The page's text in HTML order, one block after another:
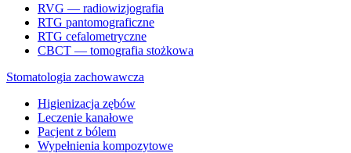
RVG — radiowizjografia
RTG pantomograficzne
RTG cefalometryczne
CBCT — tomografia stożkowa
Stomatologia zachowawcza
Higienizacja zębów
Leczenie kanałowe
Pacjent z bólem
Wypełnienia kompozytowe